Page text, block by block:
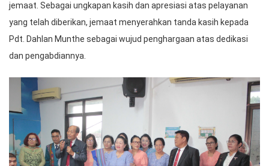
jemaat. Sebagai ungkapan kasih dan apresiasi atas pelayanan
yang telah diberikan, jemaat menyerahkan tanda kasih kepada
Pdt. Dahlan Munthe sebagai wujud penghargaan atas dedikasi
dan pengabdiannya.